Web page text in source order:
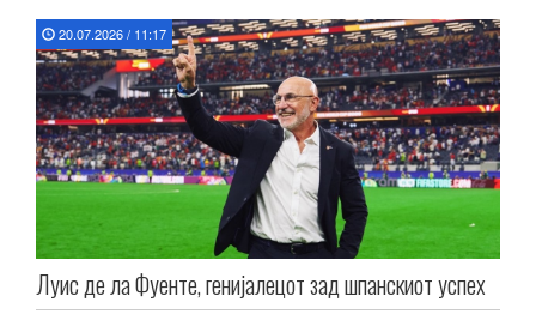
20.07.2026 / 11:17
Луис де ла Фуенте, генијалецот зад шпанскиот успех